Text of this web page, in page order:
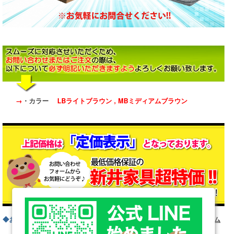
→ ・カラー LBライトブラウン , MBミディアムブラウン
◆お問い合わせフォームはこちら お問い合わせフォーム